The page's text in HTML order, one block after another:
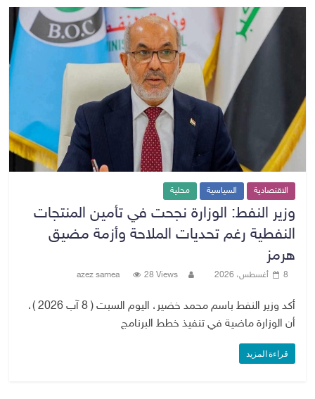
الاقتصادية السياسية محلية
وزير النفط: الوزارة نجحت في تأمين المنتجات
النفطية رغم تحديات الملاحة وأزمة مضيق
هرمز
8 أغسطس، 2026 azez samea 28 Views
أكد وزير النفط باسم محمد خضير، اليوم السبت ( 8 آب 2026 )،
أن الوزارة ماضية في تنفيذ خطط البرنامج
قراءة المزيد